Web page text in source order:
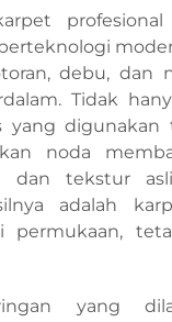
profesional
debu, dan
Tidak
yang digunakan
noda
dan tekstur
adalah
permukaan,
yang